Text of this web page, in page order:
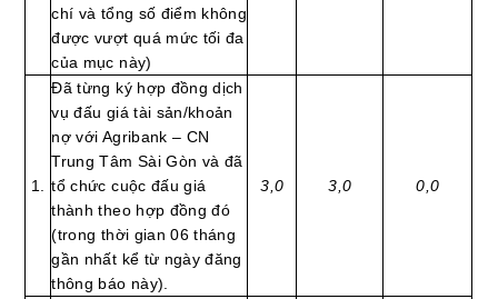
chí và tổng số điểm không
được vượt quá mức tối đa
của mục này)
1.
Đã từng ký hợp đồng dịch
vụ đấu giá tài sản/khoản
nợ với Agribank – CN
Trung Tâm Sài Gòn và đã
tổ chức cuộc đấu giá
thành theo hợp đồng đó
(trong thời gian 06 tháng
gần nhất kể từ ngày đăng
thông báo này).
3,0 3,0 0,0